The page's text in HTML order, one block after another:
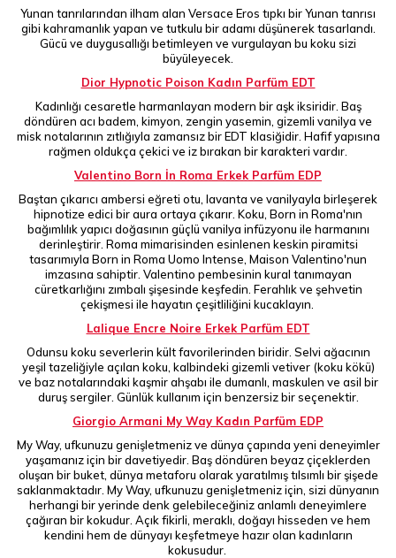
Yunan tanrılarından ilham alan Versace Eros tıpkı bir Yunan tanrısı
gibi kahramanlık yapan ve tutkulu bir adamı düşünerek tasarlandı.
Gücü ve duygusallığı betimleyen ve vurgulayan bu koku sizi
büyüleyecek.
Dior Hypnotic Poison Kadın Parfüm EDT
Kadınlığı cesaretle harmanlayan modern bir aşk iksiridir. Baş
döndüren acı badem, kimyon, zengin yasemin, gizemli vanilya ve
misk notalarının zıtlığıyla zamansız bir EDT klasiğidir. Hafif yapısına
rağmen oldukça çekici ve iz bırakan bir karakteri vardır.
Valentino Born İn Roma Erkek Parfüm EDP
Baştan çıkarıcı ambersi eğreti otu, lavanta ve vanilyayla birleşerek
hipnotize edici bir aura ortaya çıkarır. Koku, Born in Roma'nın
bağımlılık yapıcı doğasının güçlü vanilya infüzyonu ile harmanını
derinleştirir. Roma mimarisinden esinlenen keskin piramitsi
tasarımıyla Born in Roma Uomo Intense, Maison Valentino'nun
imzasına sahiptir. Valentino pembesinin kural tanımayan
cüretkarlığını zımbalı şişesinde keşfedin. Ferahlık ve şehvetin
çekişmesi ile hayatın çeşitliliğini kucaklayın.
Lalique Encre Noire Erkek Parfüm EDT
Odunsu koku severlerin kült favorilerinden biridir. Selvi ağacının
yeşil tazeliğiyle açılan koku, kalbindeki gizemli vetiver (koku kökü)
ve baz notalarındaki kaşmir ahşabı ile dumanlı, maskulen ve asil bir
duruş sergiler. Günlük kullanım için benzersiz bir seçenektir.
Giorgio Armani My Way Kadın Parfüm EDP
My Way, ufkunuzu genişletmeniz ve dünya çapında yeni deneyimler
yaşamanız için bir davetiyedir. Baş döndüren beyaz çiçeklerden
oluşan bir buket, dünya metaforu olarak yaratılmış tılsımlı bir şişede
saklanmaktadır. My Way, ufkunuzu genişletmeniz için, sizi dünyanın
herhangi bir yerinde denk gelebileceğiniz anlamlı deneyimlere
çağıran bir kokudur. Açık fikirli, meraklı, doğayı hisseden ve hem
kendini hem de dünyayı keşfetmeye hazır olan kadınların
kokusudur.